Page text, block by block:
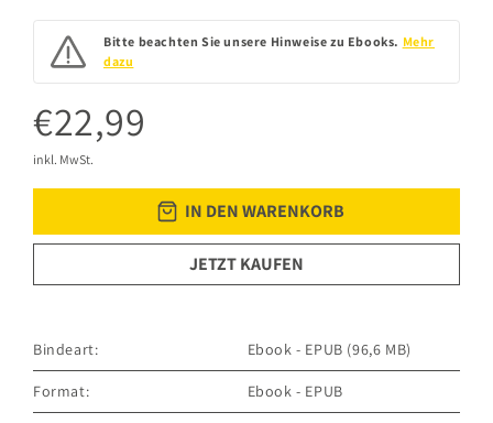
Bitte beachten Sie unsere Hinweise zu Ebooks. Mehr
dazu
€22,99
inkl. MwSt.
IN DEN WARENKORB
JETZT KAUFEN
Bindeart: Ebook - EPUB (96,6 MB)
Format: Ebook - EPUB